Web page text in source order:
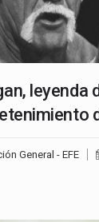
leyenda
General - EFE